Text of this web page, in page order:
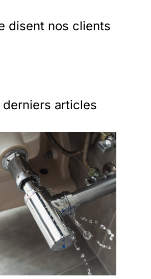
disent nos clients
derniers articles